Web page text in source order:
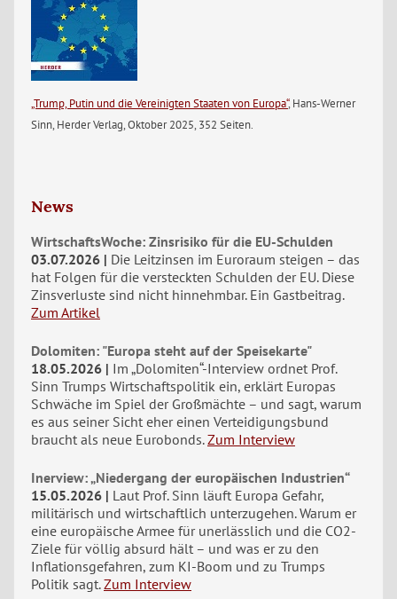
„Trump, Putin und die Vereinigten Staaten von Europa“, Hans-Werner
Sinn, Herder Verlag, Oktober 2025, 352 Seiten.
News
WirtschaftsWoche: Zinsrisiko für die EU-Schulden
03.07.2026
Die Leitzinsen im Euroraum steigen – das
hat Folgen für die versteckten Schulden der EU. Diese
Zinsverluste sind nicht hinnehmbar. Ein Gastbeitrag.
Zum Artikel
Dolomiten: "Europa steht auf der Speisekarte"
18.05.2026
Im „Dolomiten“-Interview ordnet Prof.
Sinn Trumps Wirtschaftspolitik ein, erklärt Europas
Schwäche im Spiel der Großmächte – und sagt, warum
es aus seiner Sicht eher einen Verteidigungsbund
braucht als neue Eurobonds. Zum Interview
Inerview: „Niedergang der europäischen Industrien“
15.05.2026
Laut Prof. Sinn läuft Europa Gefahr,
militärisch und wirtschaftlich unterzugehen. Warum er
eine europäische Armee für unerlässlich und die CO2-
Ziele für völlig absurd hält – und was er zu den
Inflationsgefahren, zum KI-Boom und zu Trumps
Politik sagt. Zum Interview